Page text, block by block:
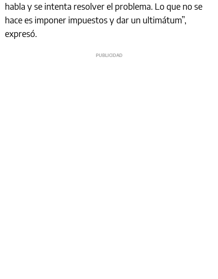
habla y se intenta resolver el problema. Lo que no se
hace es imponer impuestos y dar un ultimátum”,
expresó.